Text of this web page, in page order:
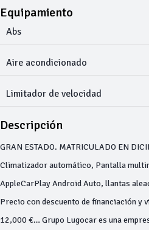
Equipamiento
Abs
Aire acondicionado
Limitador de velocidad
Descripción
GRAN ESTADO. MATRICULADO EN
Climatizador automático, Pantalla
AppleCarPlay Android Auto, llantas
Precio con descuento de financiación y
12,000 €… Grupo Lugocar es una